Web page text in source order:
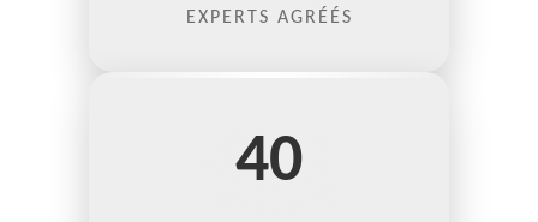
EXPERTS AGRÉÉS
40